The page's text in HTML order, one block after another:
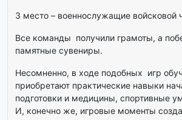
3 место – военнослужащие войсковой
Все команды получили грамоты, а
памятные сувениры.
Несомненно, в ходе подобных игр
приобретают практические навыки
подготовки и медицины, спортивные
И, конечно же, игровые моменты